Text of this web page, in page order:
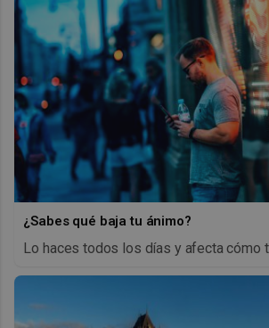
¿Sabes qué baja tu ánimo?
Lo haces todos los días y afecta cómo